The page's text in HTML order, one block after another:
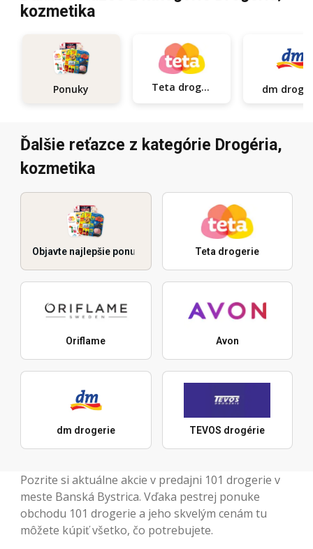
kozmetika
Ponuky Teta drogerie
Ďalšie reťazce z kategórie Drogéria,
kozmetika
Objavte najlepšie ponuky Teta drogerie
Oriflame Avon
dm drogerie TEVOS drogérie
Pozrite si aktuálne akcie v predajni 101 drogerie v
meste Banská Bystrica. Vďaka pestrej ponuke
obchodu 101 drogerie a jeho skvelým cenám tu
môžete kúpiť všetko, čo potrebujete.